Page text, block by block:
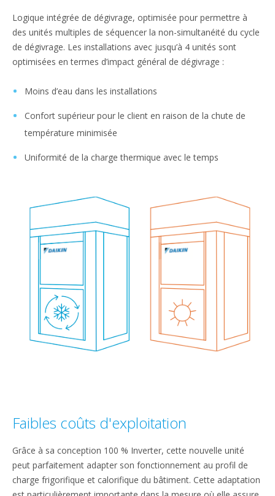
Logique intégrée de dégivrage, optimisée pour permettre à
des unités multiples de séquencer la non-simultanéité du cycle
de dégivrage. Les installations avec jusqu’à 4 unités sont
optimisées en termes d’impact général de dégivrage :
Moins d’eau dans les installations
Confort supérieur pour le client en raison de la chute de
température minimisée
Uniformité de la charge thermique avec le temps
Faibles coûts d'exploitation
Grâce à sa conception 100 % Inverter, cette nouvelle unité
peut parfaitement adapter son fonctionnement au profil de
charge frigorifique et calorifique du bâtiment. Cette adaptation